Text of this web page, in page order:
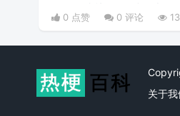
或风趣色彩的称呼方式，
中。这样的用法旨在增
0 点赞 0 评论
关于我